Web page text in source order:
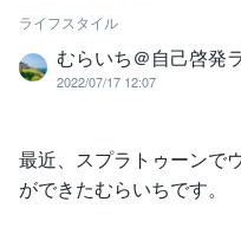
ライフスタイル
むらいち＠自己啓発
2022/07/17 12:07
最近、スプラトゥーンで
ができたむらいちです。